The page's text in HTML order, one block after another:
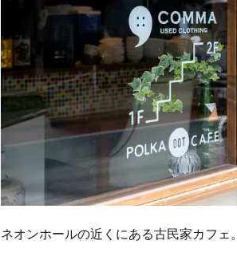
ネオンホールの近くにある古民家カフェ。